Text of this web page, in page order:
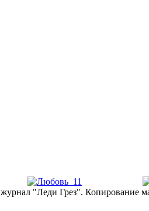
журнал "Леди Грез". Копирование